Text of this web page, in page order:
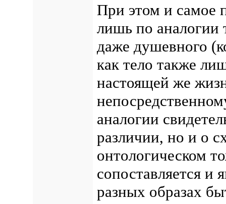
При этом и самое
лишь по аналогии
даже душевного
как тело также
настоящей же
аналогии
различии, но и о
онтологическом
сопоставляется и
разных образах